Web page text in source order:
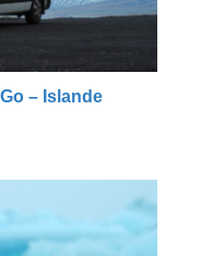
– Islande